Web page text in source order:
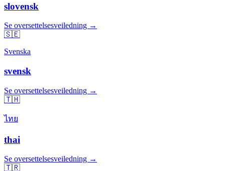
slovensk
Se oversettelsesveiledning →
🇸🇪
Svenska
svensk
Se oversettelsesveiledning →
🇹🇭
ไทย
thai
Se oversettelsesveiledning →
🇹🇷